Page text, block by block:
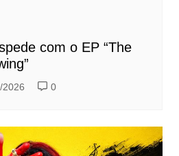
com o EP “The
2026 0